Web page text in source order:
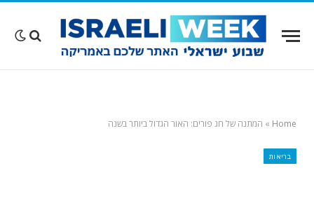
Home
» המתנה של חג פורים: האור הגדול ביותר בשנה
בריאות